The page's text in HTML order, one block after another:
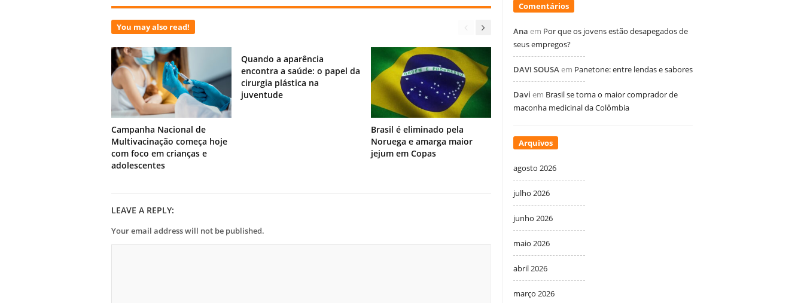
You may also read!
Campanha Nacional de
Multivacinação começa hoje
com foco em crianças e
adolescentes
Quando a aparência
encontra a saúde: o papel da
cirurgia plástica na
juventude
Brasil é eliminado pela
Noruega e amarga maior
jejum em Copas
LEAVE A REPLY:
Your email address will not be published.
Comentários
Ana em Por que os jovens estão desapegados de
seus empregos?
DAVI SOUSAem Panetone: entre lendas e sabores
Davi em Brasil se torna o maior comprador de
maconha medicinal da Colômbia
Arquivos
agosto 2026
julho 2026
junho 2026
maio 2026
abril 2026
março 2026